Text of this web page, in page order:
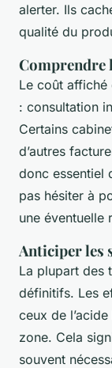
alerter. Ils
qualité du
Comprendre
Le coût affiché
: consultation
Certains
d’autres
donc essentiel
pas hésiter à
une éventuelle
Anticiper les
La plupart des
définitifs. Les
ceux de
zone. Cela
souvent